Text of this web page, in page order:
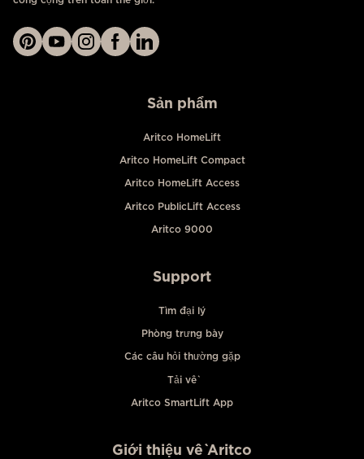
Sản phẩm
Aritco HomeLift
Aritco HomeLift Compact
Aritco HomeLift Access
Aritco PublicLift Access
Aritco 9000
Support
Tìm đại lý
Phòng trưng bày
Các câu hỏi thường gặp
Tải về
Aritco SmartLift App
Giới thiệu về Aritco